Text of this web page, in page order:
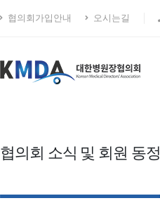
협의회가입안내 오시는길
협의회 소식 및 회원 동정